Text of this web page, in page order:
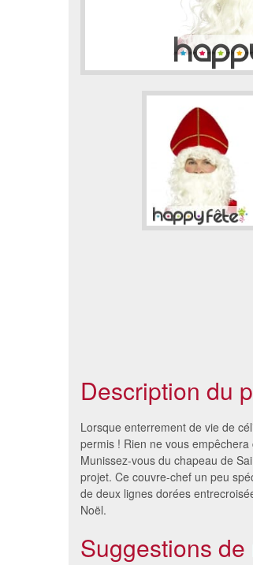
Description du
Lorsque enterrement de vie de
permis ! Rien ne vous
Munissez-vous du chapeau de
projet. Ce couvre-chef un peu
de deux lignes dorées
Noël.
Suggestions